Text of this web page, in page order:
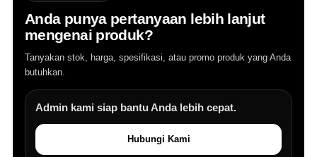
Anda punya pertanyaan lebih lanjut
mengenai produk?
Tanyakan stok, harga, spesifikasi, atau promo produk yang Anda
butuhkan.
Admin kami siap bantu Anda lebih cepat.
Hubungi Kami